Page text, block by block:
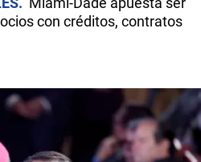
con créditos, contratos